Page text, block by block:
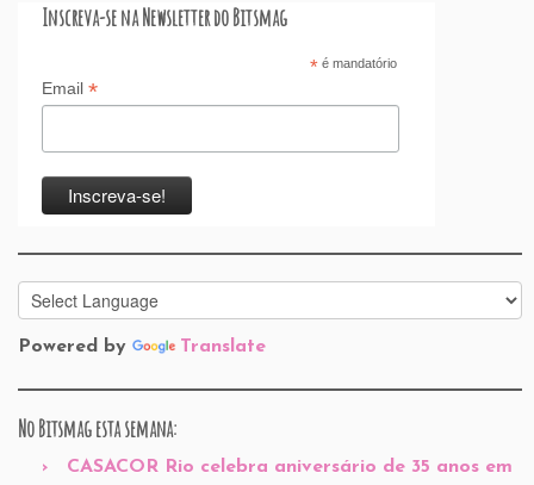
Inscreva-se na Newsletter do Bitsmag
*é mandatório
Email *
Powered by Translate
No Bitsmag esta semana:
CASACOR Rio celebra aniversário de 35 anos em